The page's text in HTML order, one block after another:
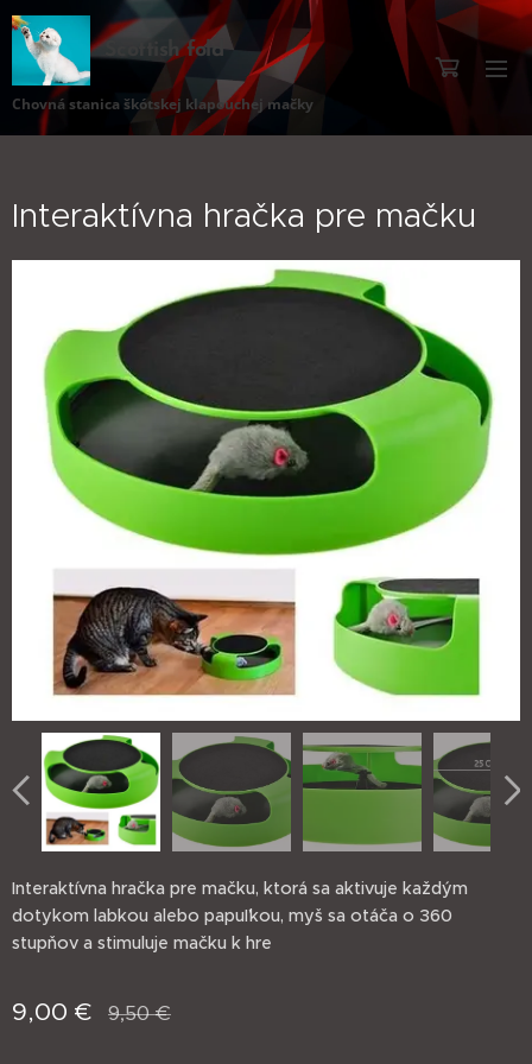
Scottish fold
Chovná stanica škótskej klapouchej mačky
Interaktívna hračka pre mačku
Interaktívna hračka pre mačku, ktorá sa aktivuje každým
dotykom labkou alebo papuľkou, myš sa otáča o 360
stupňov a stimuluje mačku k hre
9,00 € 9,50€